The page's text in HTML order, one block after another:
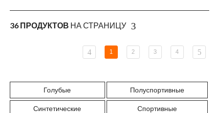
36 ПРОДУКТОВ НА СТРАНИЦУ
1 2 3 4
Голубые Полуспортивные
Синтетические Спортивные